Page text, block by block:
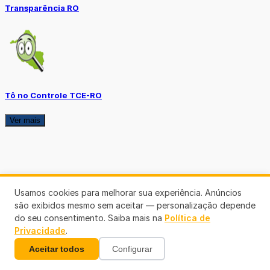
Transparência RO
Tô no Controle TCE-RO
Ver mais
Usamos cookies para melhorar sua experiência. Anúncios
são exibidos mesmo sem aceitar — personalização depende
do seu consentimento. Saiba mais na Política de
Privacidade.
Aceitar todos Configurar